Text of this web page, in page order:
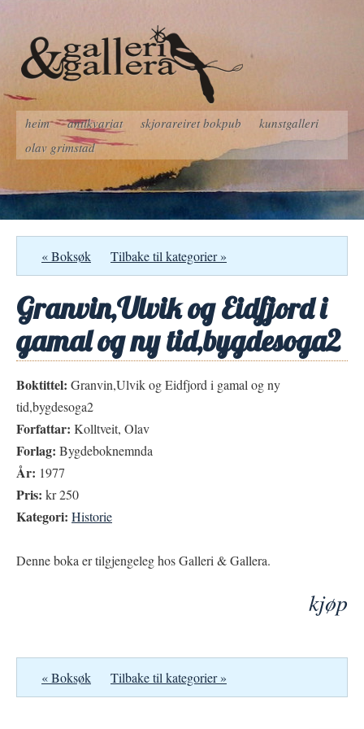
heim antikvariat skjorareiret bokpub
kunstgalleri
olav grimstad
« Boksøk Tilbake til kategorier »
Granvin,Ulvik og Eidfjord i
gamal og ny tid,bygdesoga2
Boktittel: Granvin,Ulvik og Eidfjord i gamal og ny
tid,bygdesoga2
Forfattar: Kolltveit, Olav
Forlag: Bygdeboknemnda
År: 1977
Pris: kr 250
Kategori: Historie
Denne boka er tilgjengeleg hos Galleri & Gallera.
kjøp
« Boksøk Tilbake til kategorier »